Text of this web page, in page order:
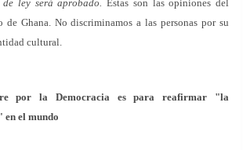
de ley será aprobado.Estas son las opiniones del
Ghana. No discriminamos a las personas por su
cultural.
por la Democracia es para reafirmar "la
en el mundo